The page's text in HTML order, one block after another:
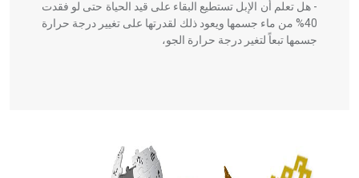
- هل تعلم أن الإبل تستطيع البقاء على قيد الحياة حتى لو فقدت
40% من ماء جسمها ويعود ذلك لقدرتها على تغيير درجة حرارة
جسمها تبعاً لتغير درجة حرارة الجو،
الحكم، الأدلة، تنظيم التغذية، ورسالته في جروح الرأس. ويعود
له الفضل بأنه حرر الطب من الدين والفلسفة.